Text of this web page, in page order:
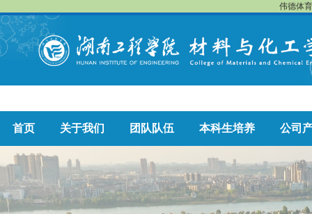
伟德体
首页 关于我们 团队队伍 本科生培养 公司